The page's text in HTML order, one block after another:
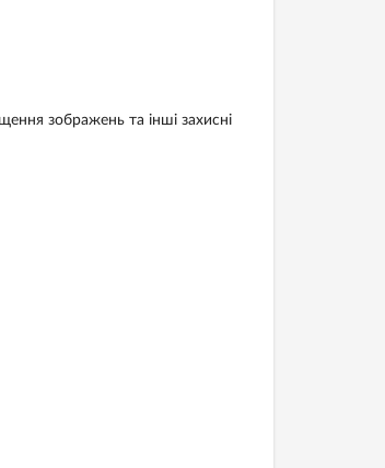
зображень та інші захисні